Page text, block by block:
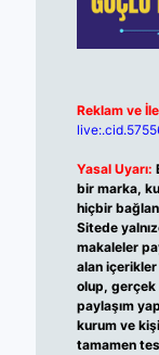
Reklam ve
Yasal Uyarı:
bir marka,
hiçbir
Sitede
makaleler
alan
olup, gerçek
paylaşım
kurum ve
tamamen